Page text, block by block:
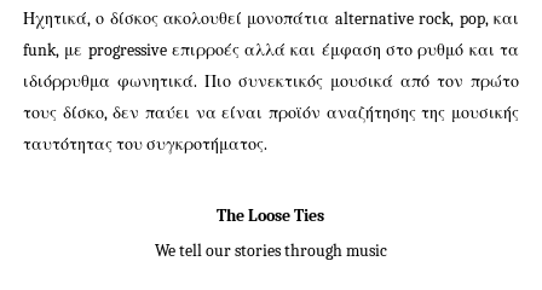
Ηχητικά, ο δίσκος ακολουθεί μονοπάτια alternative rock, pop, και
funk, με progressive επιρροές αλλά και έμφαση στο ρυθμό και τα
ιδιόρρυθμα φωνητικά. Πιο συνεκτικός μουσικά από τον πρώτο
τους δίσκο, δεν παύει να είναι προϊόν αναζήτησης της μουσικής
ταυτότητας του συγκροτήματος.
The Loose Ties
We tell our stories through music